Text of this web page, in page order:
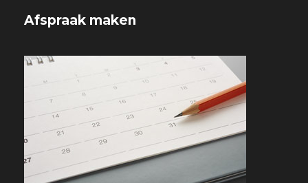
Afspraak maken